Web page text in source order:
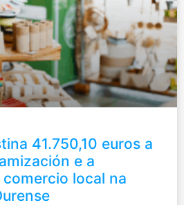
41.750,10 euros a
e a
local na